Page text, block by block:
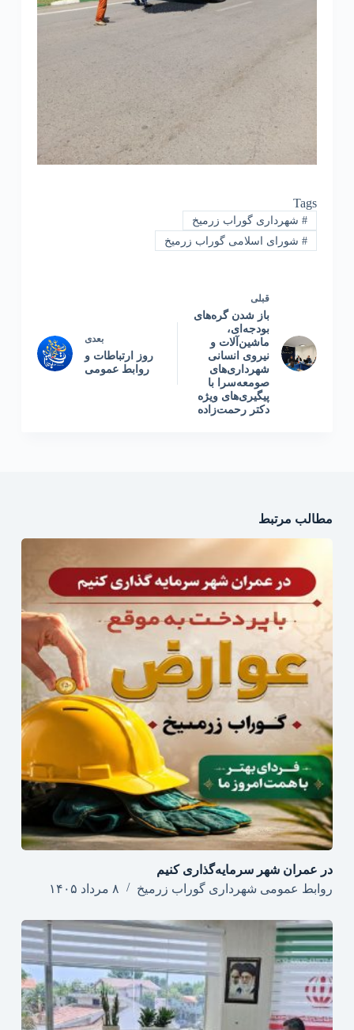
Tags
#شهرداری گوراب زرمیخ
#شورای اسلامی گوراب زرمیخ
قبلی
باز شدن گره‌های
بودجه‌ای،
ماشین‌آلات و
نیروی انسانی
شهرداری‌های
صومعه‌سرا با
پیگیری‌های ویژه
دکتر رحمت‌زاده
بعدی
روز ارتباطات و
روابط عمومی
مطالب مرتبط
در عمران شهر سرمایه‌گذاری کنیم
روابط عمومی شهرداری گوراب زرمیخ
۸ مرداد ۱۴۰۵